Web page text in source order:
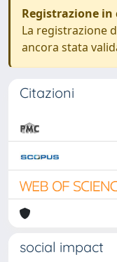
Registrazione in
La registrazione
ancora stata
Citazioni
social impact